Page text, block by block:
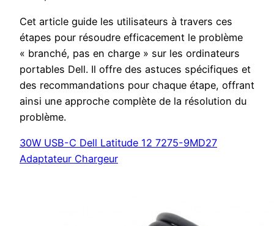
Cet article guide les utilisateurs à travers ces
étapes pour résoudre efficacement le problème
« branché, pas en charge » sur les ordinateurs
portables Dell. Il offre des astuces spécifiques et
des recommandations pour chaque étape, offrant
ainsi une approche complète de la résolution du
problème.
30W USB-C Dell Latitude 12 7275-9MD27
Adaptateur Chargeur